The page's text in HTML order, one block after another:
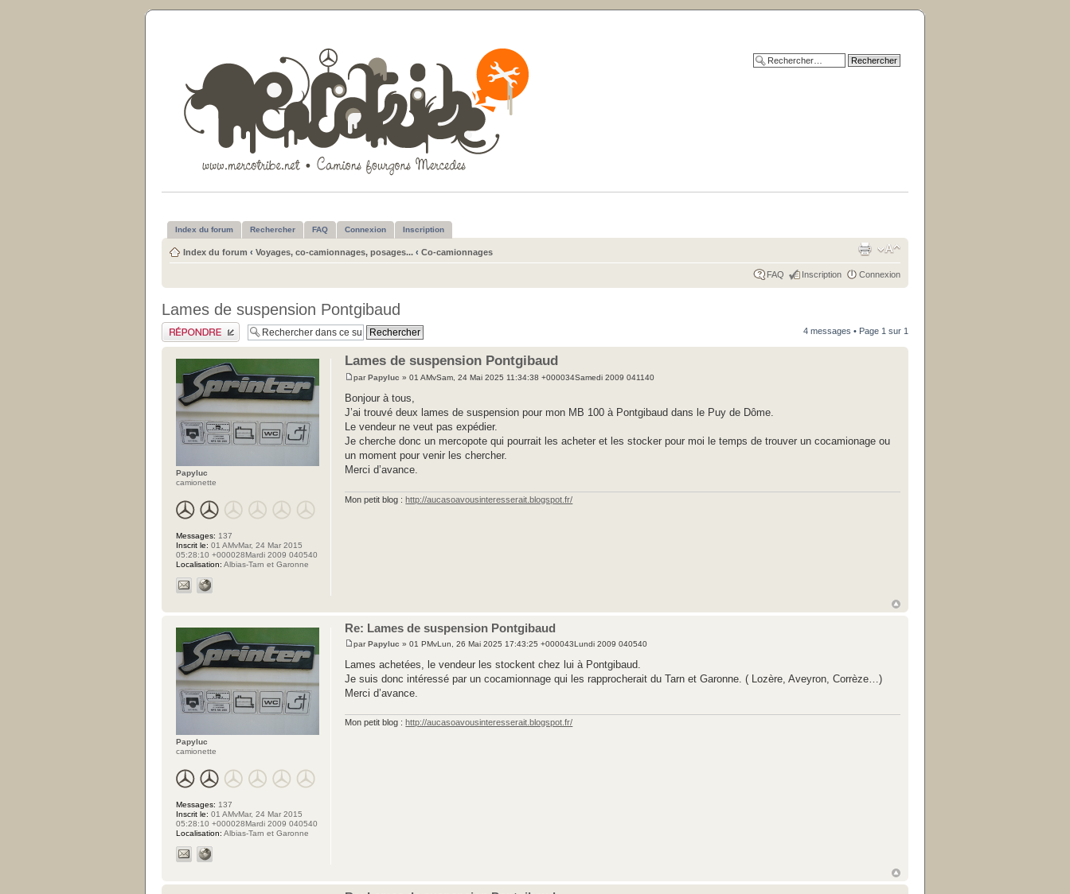
Index du forum Rechercher FAQ Connexion Inscription
Index du forum ‹ Voyages, co-camionnages, posages... ‹ Co-camionnages
FAQ Inscription Connexion
Lames de suspension Pontgibaud
Publier une réponse 4 messages • Page 1 sur 1
Lames de suspension Pontgibaud
parPapyluc » 01 AMvSam, 24 Mai 2025 11:34:38 +000034Samedi 2009 041140
Bonjour à tous,
J’ai trouvé deux lames de suspension pour mon MB 100 à Pontgibaud dans le Puy de Dôme.
Le vendeur ne veut pas expédier.
Je cherche donc un mercopote qui pourrait les acheter et les stocker pour moi le temps de trouver un cocamionage ou
un moment pour venir les chercher.
Merci d’avance.
Mon petit blog :http://aucasoavousinteresserait.blogspot.fr/
Papyluc
camionette
Messages: 137
Inscrit le: 01 AMvMar, 24 Mar 2015
05:28:10 +000028Mardi 2009 040540
Localisation: Albias-Tarn et Garonne
Re: Lames de suspension Pontgibaud
parPapyluc » 01 PMvLun, 26 Mai 2025 17:43:25 +000043Lundi 2009 040540
Lames achetées, le vendeur les stockent chez lui à Pontgibaud.
Je suis donc intéressé par un cocamionnage qui les rapprocherait du Tarn et Garonne. ( Lozère, Aveyron, Corrèze…)
Merci d’avance.
Mon petit blog :http://aucasoavousinteresserait.blogspot.fr/
Papyluc
camionette
Messages: 137
Inscrit le: 01 AMvMar, 24 Mar 2015
05:28:10 +000028Mardi 2009 040540
Localisation: Albias-Tarn et Garonne